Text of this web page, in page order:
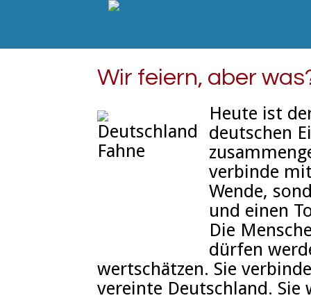
Wir feiern, aber
Heute ist
deutschen
verbinde
Wende,
und einen
Die
dürfen
wertschätzen. Sie
vereinte Deutschland. Sie